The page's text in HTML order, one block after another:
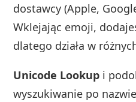
dostawcy (Apple,
Wklejając emoji,
dlatego działa w
Unicode Lookup i
wyszukiwanie po